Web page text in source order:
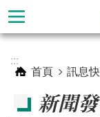
跳到主要內容區塊
階
:::
首頁
訊息
新聞